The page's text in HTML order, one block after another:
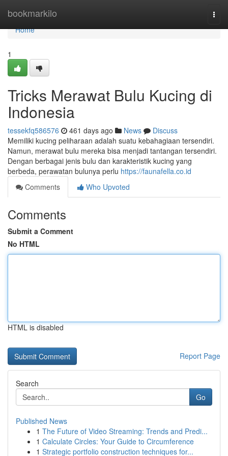
bookmarkilo
Home
Home
1
Tricks Merawat Bulu Kucing di
Indonesia
tessekfq586576 461 days ago News
Discuss
Memiliki kucing peliharaan adalah suatu kebahagiaan tersendiri.
Namun, merawat bulu mereka bisa menjadi tantangan tersendiri.
Dengan berbagai jenis bulu dan karakteristik kucing yang
berbeda, perawatan bulunya perlu https://faunafella.co.id
Comments
Who Upvoted
Comments
Submit a Comment
No HTML
HTML is disabled
Report Page
Search
Go
Published News
1 The Future of Video Streaming: Trends and Predi...
1 Calculate Circles: Your Guide to Circumference
1 Strategic portfolio construction techniques for...